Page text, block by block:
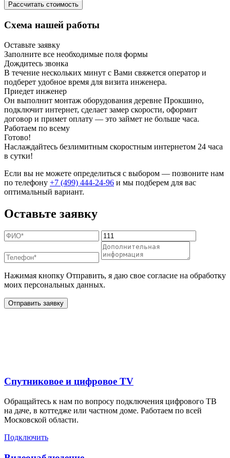
Рассчитать стоимость
Схема нашей работы
Оставьте заявку
Заполните все необходимые поля формы
Дождитесь звонка
В течение нескольких минут с Вами свяжется оператор и
подберет удобное время для визита инженера.
Приедет инженер
Он выполнит монтаж оборудования деревне Прокшино,
подключит интернет, сделает замер скорости, оформит
договор и примет оплату — это займет не больше часа.
Работаем по всему
Готово!
Наслаждайтесь безлимитным скоростным интернетом 24 часа
в сутки!
Если вы не можете определиться с выбором — позвоните нам
по телефону +7 (499) 444-24-96 и мы подберем для вас
оптимальный вариант.
Оставьте заявку
Нажимая кнопку Отправить, я даю свое согласие на обработку
моих персональных данных.
Отправить заявку
Спутниковое и цифровое TV
Обращайтесь к нам по вопросу подключения цифрового ТВ
на даче, в коттедже или частном доме. Работаем по всей
Московской области.
Подключить